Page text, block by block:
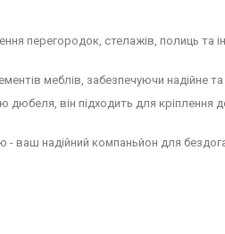
перегородок, стелажів, полиць та
меблів, забезпечуючи надійне та
він підходить для кріплення
ваш надійний компаньйон для